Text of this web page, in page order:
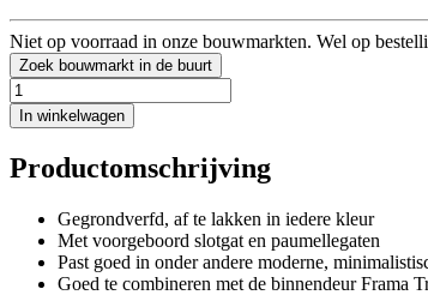
Niet op voorraad in onze bouwmarkten. Wel op
Zoek bouwmarkt in de buurt
In winkelwagen
Productomschrijving
Gegrondverfd, af te lakken in iedere kleur
Met voorgeboord slotgat en paumellegaten
Past goed in onder andere moderne,
Goed te combineren met de binnendeur Frama